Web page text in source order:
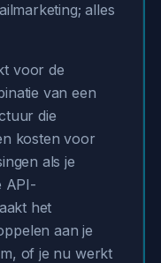
alles
voor de
van een
die
kosten voor
als je
API-
het
aan je
of je nu werkt